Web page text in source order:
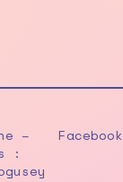
–
:
Facebook